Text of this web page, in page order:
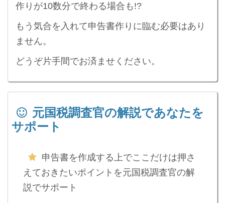
作りが10数分で終わる場合も!?
もう気合を入れて申告書作りに臨む必要はあり
ません。
どうぞ片手間でお済ませください。
元国税調査官の解説であなたを
サポート
申告書を作成する上でここだけは押さ
えておきたいポイントを元国税調査官の解
説でサポート